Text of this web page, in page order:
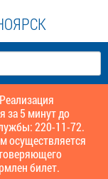
за 5 минут до
220-11-72.
осуществляется
билет.